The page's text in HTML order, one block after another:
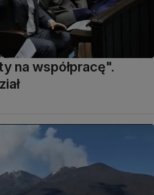
na współpracę".